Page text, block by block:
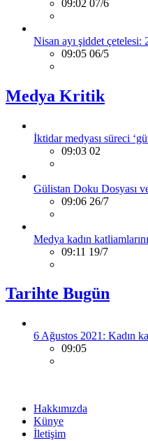
09:02 07/6
Nisan ayı şiddet
09:05 06/5
Medya Kritik
İktidar medyası süreci
09:03 02
Gülistan Doku Dosyası
09:06 26/7
Medya kadın
09:11 19/7
Tarihte Bugün
6 Ağustos 2021: Kadın
09:05
Hakkımızda
Künye
İletişim